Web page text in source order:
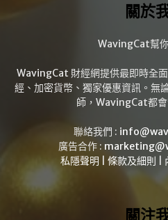
關於
WavingCat幫
WavingCat 財經網提供最即時全
經、加密貨幣、獨家優惠資訊。無
師，WavingCat都會
聯絡我們 :
廣告合作 :
私隱聲明
條款及細則
關注